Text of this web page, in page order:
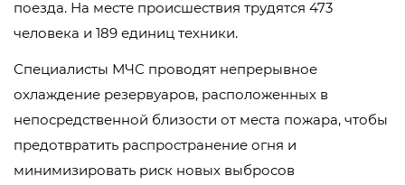
поезда. На месте происшествия трудятся 473
человека и 189 единиц техники.
Специалисты МЧС проводят непрерывное
охлаждение резервуаров, расположенных в
непосредственной близости от места пожара, чтобы
предотвратить распространение огня и
минимизировать риск новых выбросов